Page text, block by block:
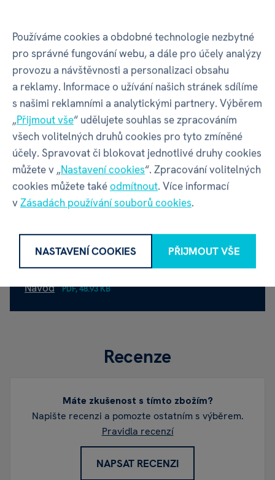
Adresa
Tattersall House, East Parade |
Harrogate | HG1 5LT | Spojené
království
Kontakt info@splatplanet.com
Albi - DIY Sada - Mramorový medvěd neonový -
Návod
PDF, 48.93 KB
Recenze
Máte zkušenost s tímto zbožím?
Napište recenzi a pomozte ostatním s výběrem.
Pravidla recenzí
NAPSAT RECENZI
Používáme cookies a obdobné technologie nezbytné
pro správné fungování webu, a dále pro účely analýzy
provozu a návštěvnosti a personalizaci obsahu
a reklamy. Informace o užívání našich stránek sdílíme
s našimi reklamními a analytickými partnery. Výběrem
„Přijmout vše“ udělujete souhlas se zpracováním
všech volitelných druhů cookies pro tyto zmíněné
účely. Spravovat či blokovat jednotlivé druhy cookies
můžete v „Nastavení cookies“. Zpracování volitelných
cookies můžete takéodmítnout. Více informací
vZásadách používání souborů cookies.
NASTAVENÍ COOKIES PŘIJMOUT VŠE